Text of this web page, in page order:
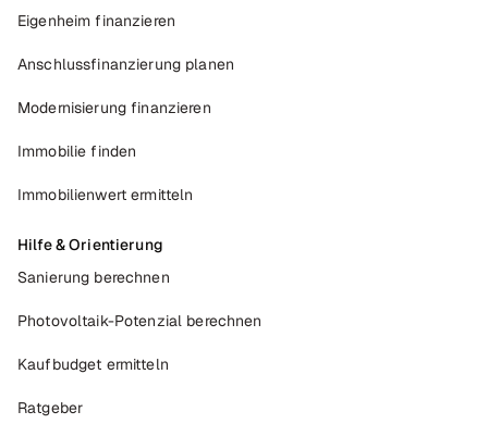
Eigenheim finanzieren
Anschlussfinanzierung planen
Modernisierung finanzieren
Immobilie finden
Immobilienwert ermitteln
Hilfe & Orientierung
Sanierung berechnen
Photovoltaik-Potenzial berechnen
Kaufbudget ermitteln
Ratgeber